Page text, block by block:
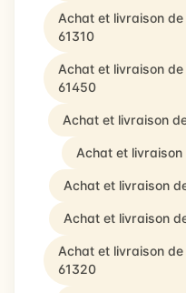
Achat et livraison
61310
Achat et livraison de
61450
Achat et livraison
Achat et
Achat et livraison
Achat et livraison
Achat et livraison
61320